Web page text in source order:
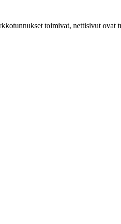
toimivat, nettisivut ovat